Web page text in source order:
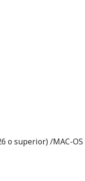
o superior) /MAC-